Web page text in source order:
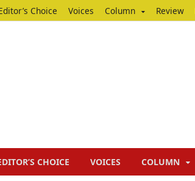
Choice Voices Column Review
CHOICE VOICES COLUMN